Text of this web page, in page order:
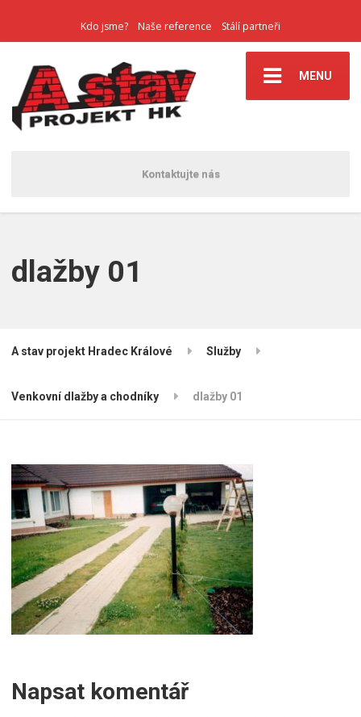
Kdo jsme? Naše reference Stálí partneři
MENU
Kontaktujte nás
dlažby 01
A stav projekt Hradec Králové Služby
Venkovní dlažby a chodníky dlažby 01
Napsat komentář